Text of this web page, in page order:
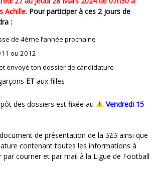
Achille. Pour participer à ces 2 jours de
:
de 4ème l’année prochaine
ou 2012
envoyé ton dossier de candidature
ET aux filles
des dossiers est fixée au
Vendredi 15
de présentation de la SESainsi que
contenant toutes les informations à
par courrier et par mail à la Ligue de Football